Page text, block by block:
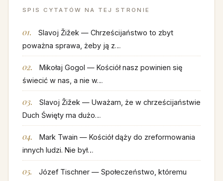
SPIS CYTATÓW NA TEJ STRONIE
Slavoj Žižek — Chrześcijaństwo to zbyt
poważna sprawa, żeby ją z…
Mikołaj Gogol — Kościół nasz powinien się
świecić w nas, a nie w…
Slavoj Žižek — Uważam, że w chrześcijaństwie
Duch Święty ma dużo…
Mark Twain — Kościół dąży do zreformowania
innych ludzi. Nie był…
Józef Tischner — Społeczeństwo, któremu